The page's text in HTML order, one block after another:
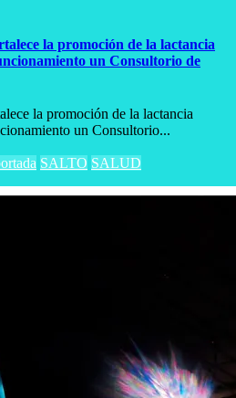
la promoción de la lactancia
un Consultorio de
la promoción de la lactancia
un Consultorio...
SALTO SALUD